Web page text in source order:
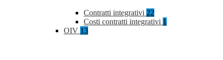
Contratti integrativi 22
Costi contratti integrativi 1
OIV 13